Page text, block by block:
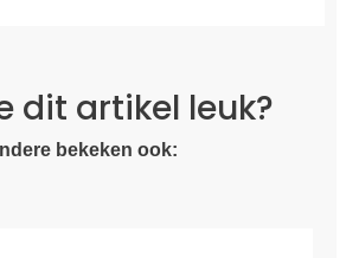
dit artikel leuk?
bekeken ook: